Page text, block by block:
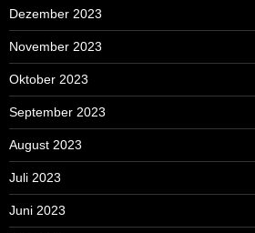
Dezember 2023
November 2023
Oktober 2023
September 2023
August 2023
Juli 2023
Juni 2023